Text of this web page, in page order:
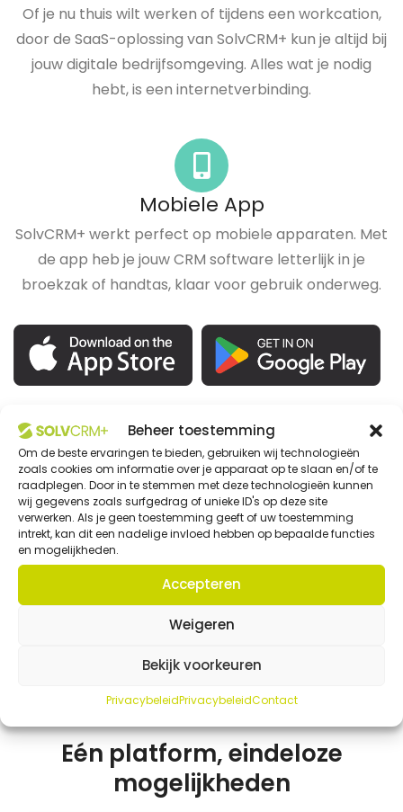
Beheer toestemming
Om de beste ervaringen te bieden, gebruiken wij technologieën
zoals cookies om informatie over je apparaat op te slaan en/of te
raadplegen. Door in te stemmen met deze technologieën kunnen
wij gegevens zoals surfgedrag of unieke ID's op deze site
verwerken. Als je geen toestemming geeft of uw toestemming
intrekt, kan dit een nadelige invloed hebben op bepaalde functies
en mogelijkheden.
Accepteren
Weigeren
Bekijk voorkeuren
PrivacybeleidPrivacybeleidContact
Of je nu thuis wilt werken of tijdens een workcation,
door de SaaS-oplossing van SolvCRM+ kun je altijd bij
jouw digitale bedrijfsomgeving. Alles wat je nodig
hebt, is een internetverbinding.
Mobiele App
SolvCRM+ werkt perfect op mobiele apparaten. Met
de app heb je jouw CRM software letterlijk in je
broekzak of handtas, klaar voor gebruik onderweg.
Voor elke fase een oplossing
Van compact tot volledig op maat
Ontdek onze prijzen
Eén platform, eindeloze
mogelijkheden